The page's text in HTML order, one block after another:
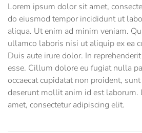
Lorem ipsum dolor sit amet,
do eiusmod tempor incididunt ut
aliqua. Ut enim ad minim veniam.
ullamco laboris nisi ut aliquip ex ea
Duis aute irure dolor. In
esse. Cillum dolore eu fugiat nulla
occaecat cupidatat non proident,
deserunt mollit anim id est
amet, consectetur adipiscing elit.